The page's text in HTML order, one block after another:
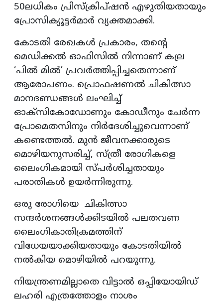
50ലധികം പ്രിസ്‌ക്രിപ്‌ഷൻ എഴുതിയതായും
പ്രോസിക്യൂട്ടർമാർ വ്യക്തമാക്കി.
കോടതി രേഖകൾ പ്രകാരം, തന്റെ
മെഡിക്കൽ ഓഫിസിൽ നിന്നാണ് കല്ര
‘പിൽ മിൽ’ പ്രവർത്തിപ്പിച്ചതെന്നാണ്
ആരോപണം. പ്രൊഫഷണൽ ചികിത്സാ
മാനദണ്ഡങ്ങൾ ലംഘിച്ച്
ഓക്സികോഡോണും കോഡീനും ചേർന്ന
പ്രോമെതസിനും നിർദേശിച്ചുവെന്നാണ്
കണ്ടെത്തൽ. മുൻ ജീവനക്കാരുടെ
മൊഴിയനുസരിച്ച്, സ്ത്രീ രോഗികളെ
ലൈംഗികമായി സ്പർശിച്ചതായും
പരാതികൾ ഉയർന്നിരുന്നു.
ഒരു രോഗിയെ ചികിത്സാ
സന്ദർശനങ്ങൾക്കിടയിൽ പലതവണ
ലൈംഗികാതിക്രമത്തിന്
വിധേയയാക്കിയതായും കോടതിയിൽ
നൽകിയ മൊഴിയിൽ പറയുന്നു.
നിയന്ത്രണമില്ലാതെ വിട്ടാൽ ഒപ്പിയോയിഡ്
ലഹരി എത്രത്തോളം നാശം